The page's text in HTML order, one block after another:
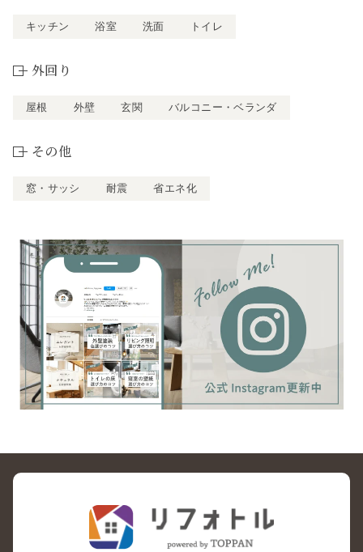
キッチン 浴室 洗面 トイレ
外回り
屋根 外壁 玄関 バルコニー・ベランダ
その他
窓・サッシ 耐震 省エネ化